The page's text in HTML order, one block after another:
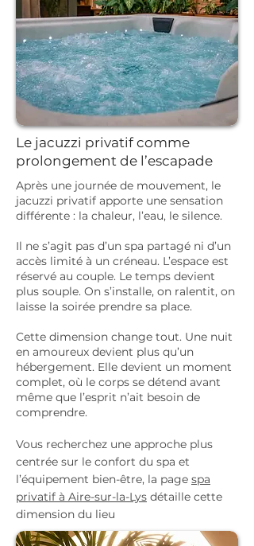
Le jacuzzi privatif comme
prolongement de l’escapade
Après une journée de mouvement, le
jacuzzi privatif apporte une sensation
différente : la chaleur, l’eau, le silence.
Il ne s’agit pas d’un spa partagé ni d’un
accès limité à un créneau. L’espace est
réservé au couple. Le temps devient
plus souple. On s’installe, on ralentit, on
laisse la soirée prendre sa place.
Cette dimension change tout. Une nuit
en amoureux devient plus qu’un
hébergement. Elle devient un moment
complet, où le corps se détend avant
même que l’esprit n’ait besoin de
comprendre.
Vous recherchez une approche plus
centrée sur le confort du spa et
l’équipement bien-être, la page spa
privatif à Aire-sur-la-Lys détaille cette
dimension du lieu